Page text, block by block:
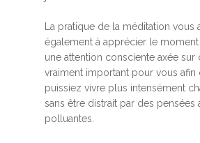
La pratique de la méditation vous
également à apprécier le
une attention consciente axée sur
vraiment important pour vous afin
puissiez vivre plus intensément
sans être distrait par des pensées
polluantes.